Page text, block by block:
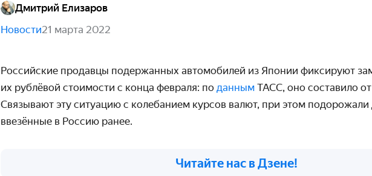
Дмитрий Елизаров
Новости21 марта 2022
Российские продавцы подержанных автомобилей из Японии фиксируют
их рублёвой стоимости с конца февраля: по данным ТАСС, оно составило
Связывают эту ситуацию с колебанием курсов валют, при этом
ввезённые в Россию ранее.
Читайте нас в Дзене!